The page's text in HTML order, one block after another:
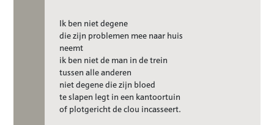
Ik ben niet degene
die zijn problemen mee naar huis
neemt
ik ben niet de man in de trein
tussen alle anderen
niet degene die zijn bloed
te slapen legt in een kantoortuin
of plotgericht de clou incasseert.